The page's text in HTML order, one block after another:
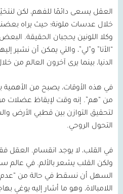
العقل يسعى دائمًا للفهم، لكن
خلال عدسات ملونة؛ حيث يراه بعضنا
وكلا اللونين يحجبان الحقيقة.
“الأنا” و”لي”، والتي يمكن أن نشير
الدنيا، بينما يرى آخرون العالم من
في هذه الأوقات، يصبح من الأهمية
من “هم”. إنه وقت لإيقاظ عضلات
لتحقيق التوازن بين قطبي الأرض
التحول الروحي.
في القلب، لا يوجد انقسام. العقل
ولكن القلب يشعر بالألم. في عالم
السهل أن نسقط في حالة من “عدم
اللامبالاة، وهو ما أشار إليه يوغي